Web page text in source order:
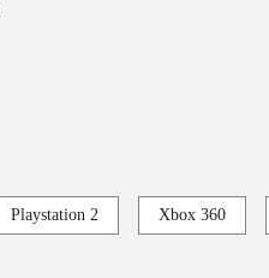
Playstation 2 Xbox 360